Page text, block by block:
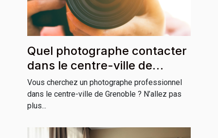
Quel photographe contacter
dans le centre-ville de
Grenoble ?
Vous cherchez un photographe professionnel
dans le centre-ville de Grenoble ? N’allez pas
plus...